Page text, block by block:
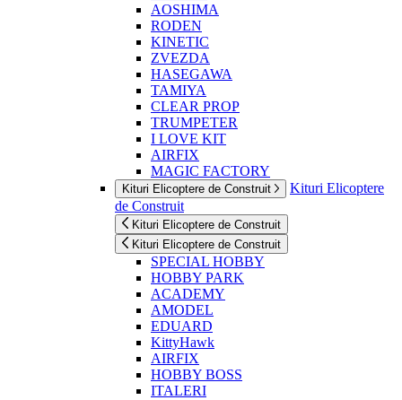
AOSHIMA
RODEN
KINETIC
ZVEZDA
HASEGAWA
TAMIYA
CLEAR PROP
TRUMPETER
I LOVE KIT
AIRFIX
MAGIC FACTORY
Kituri Elicoptere de Construit
Kituri Elicoptere
de Construit
Kituri Elicoptere de Construit
Kituri Elicoptere de Construit
SPECIAL HOBBY
HOBBY PARK
ACADEMY
AMODEL
EDUARD
KittyHawk
AIRFIX
HOBBY BOSS
ITALERI